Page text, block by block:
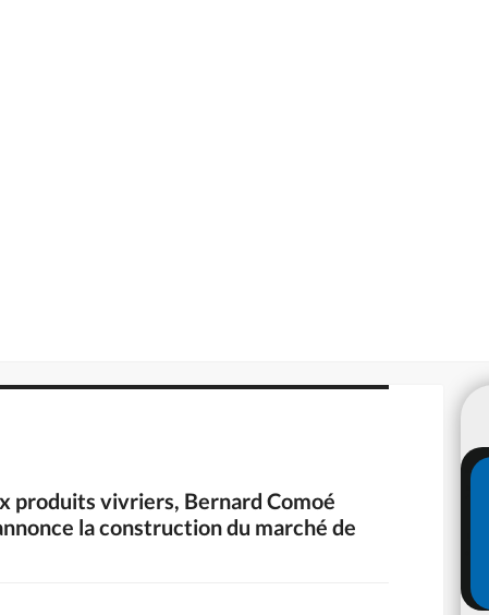
produits vivriers, Bernard Comoé
la construction du marché de